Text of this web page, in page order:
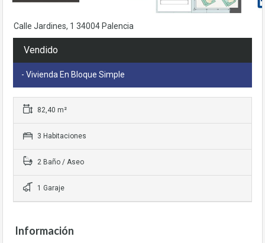
Calle Jardines, 1 34004 Palencia
Vendido
- Vivienda En Bloque Simple
82,40 m²
3 Habitaciones
2 Baño / Aseo
1 Garaje
Información
base a cómo
se usa la web.
Para que
funcione lo
mejor posible